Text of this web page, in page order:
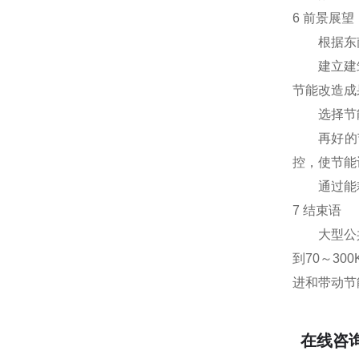
6 前景展望
根据东南
建立建筑
节能改造成
选择节
再好的节
控，使节
通过能耗
7 结束语
大型公共
到70～
进和带动
在线咨